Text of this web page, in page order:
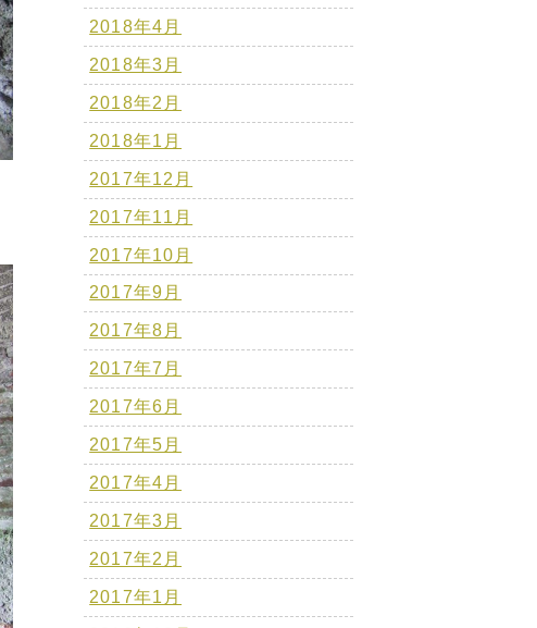
2018年4月
2018年3月
2018年2月
2018年1月
2017年12月
2017年11月
2017年10月
2017年9月
2017年8月
2017年7月
2017年6月
2017年5月
2017年4月
2017年3月
2017年2月
2017年1月